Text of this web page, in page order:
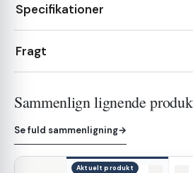
Specifikationer
Fragt
Sammenlign lignende
Se fuld sammenligning→
Aktuelt produkt